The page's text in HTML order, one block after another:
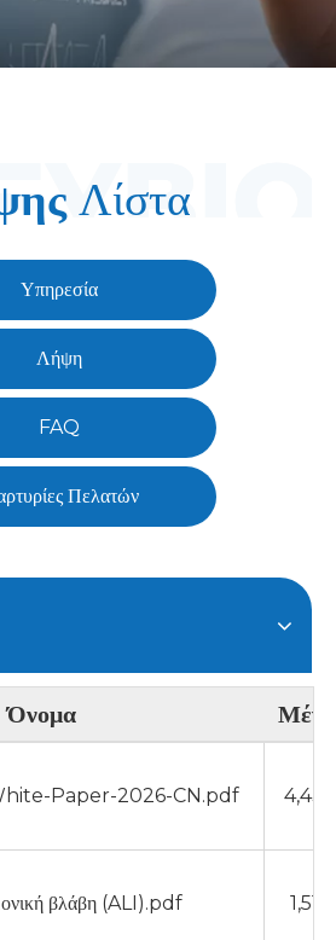
Λίστα
Υπηρεσία
Λήψη
FAQ
Πελατών
Όνομα
Paper-2026-CN.pdf 4,43
βλάβη (ALI).pdf 1,51